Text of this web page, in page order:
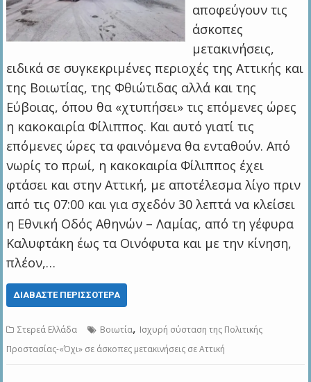
αποφεύγουν τις
άσκοπες
μετακινήσεις,
ειδικά σε συγκεκριμένες περιοχές της Αττικής και
της Βοιωτίας, της Φθιώτιδας αλλά και της
Εύβοιας, όπου θα «χτυπήσει» τις επόμενες ώρες
η κακοκαιρία Φίλιππος. Και αυτό γιατί τις
επόμενες ώρες τα φαινόμενα θα ενταθούν. Από
νωρίς το πρωί, η κακοκαιρία Φίλιππος έχει
φτάσει και στην Αττική, με αποτέλεσμα λίγο πριν
από τις 07:00 και για σχεδόν 30 λεπτά να κλείσει
η Εθνική Οδός Αθηνών – Λαμίας, από τη γέφυρα
Καλυφτάκη έως τα Οινόφυτα και με την κίνηση,
πλέον,…
ΔΙΑΒΆΣΤΕ ΠΕΡΙΣΣΌΤΕΡΑ
Στερεά Ελλάδα Βοιωτία, Ισχυρή σύσταση της Πολιτικής
Προστασίας-«Όχι» σε άσκοπες μετακινήσεις σε Αττική